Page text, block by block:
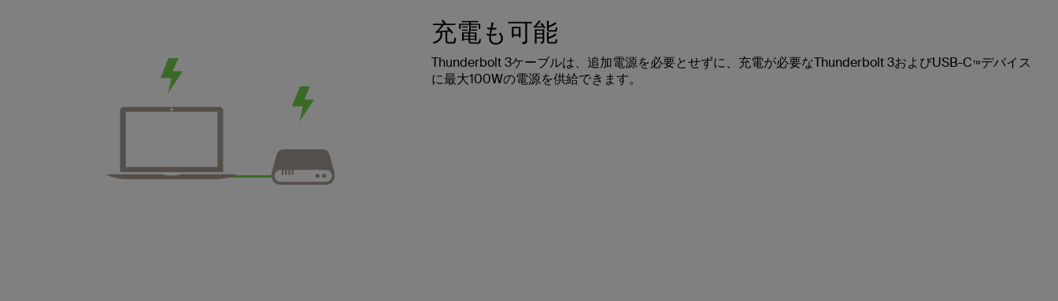
充電も可能
Thunderbolt 3ケーブルは、追加電源を必要とせずに、充電が必要なThunderbolt 3およびUSB-C™デバイス
に最大100Wの電源を供給できます。